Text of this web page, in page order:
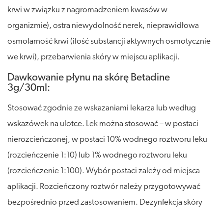
krwi w związku z nagromadzeniem kwasów w
organizmie), ostra niewydolność nerek, nieprawidłowa
osmolarność krwi (ilość substancji aktywnych osmotycznie
we krwi), przebarwienia skóry w miejscu aplikacji.
Dawkowanie płynu na skórę Betadine
3g/30ml:
Stosować zgodnie ze wskazaniami lekarza lub według
wskazówek na ulotce. Lek można stosować – w postaci
nierozcieńczonej, w postaci 10% wodnego roztworu leku
(rozcieńczenie 1:10) lub 1% wodnego roztworu leku
(rozcieńczenie 1:100). Wybór postaci zależy od miejsca
aplikacji. Rozcieńczony roztwór należy przygotowywać
bezpośrednio przed zastosowaniem. Dezynfekcja skóry